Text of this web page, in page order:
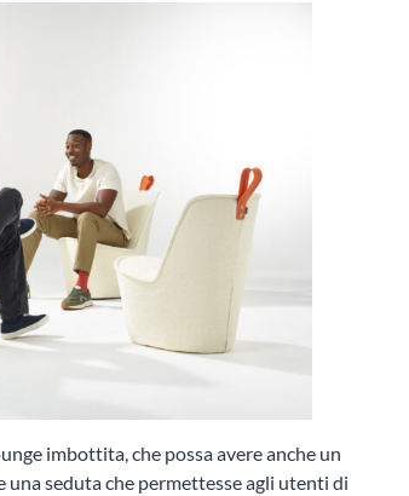
imbottita, che possa avere anche un
seduta che permettesse agli utenti di